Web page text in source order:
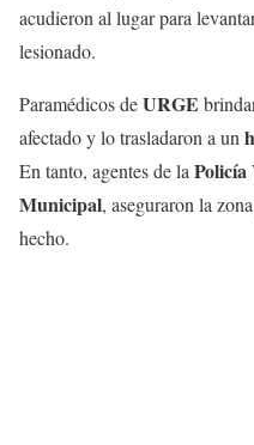
acudieron al lugar para
lesionado.
Paramédicos deURGE
afectado y lo trasladaron a un
En tanto, agentes de la
Municipal, aseguraron la
hecho.